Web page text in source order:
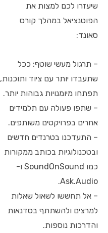
שיעזרו לכם למצות את
הפוטנציאל במהלך קורס
סאונד:
– תרגול מעשי שוטף: ככל
שתעבדו יותר עם ציוד ותוכנות,
תפתחו מיומנויות גבוהות יותר.
– שתפו פעולה עם תלמידים
אחרים בפרויקטים משותפים.
– התעדכנו בטרנדים חדשים
ובטכנולוגיות בכותב ממקורות
כמו SoundOnSound ו-
Ask.Audio.
– אל תחששו לשאול שאלות
למרצים ולהשתתף בסדנאות
והדרכות נוספות.